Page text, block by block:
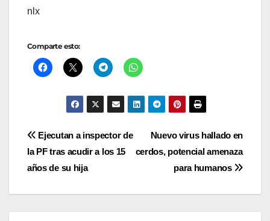
nlx
Comparte esto:
Navegación
de
entradas
Nuevo virus hallado en
cerdos, potencial amenaza
para humanos
Ejecutan a inspector de
la PF tras acudir a los 15
años de su hija